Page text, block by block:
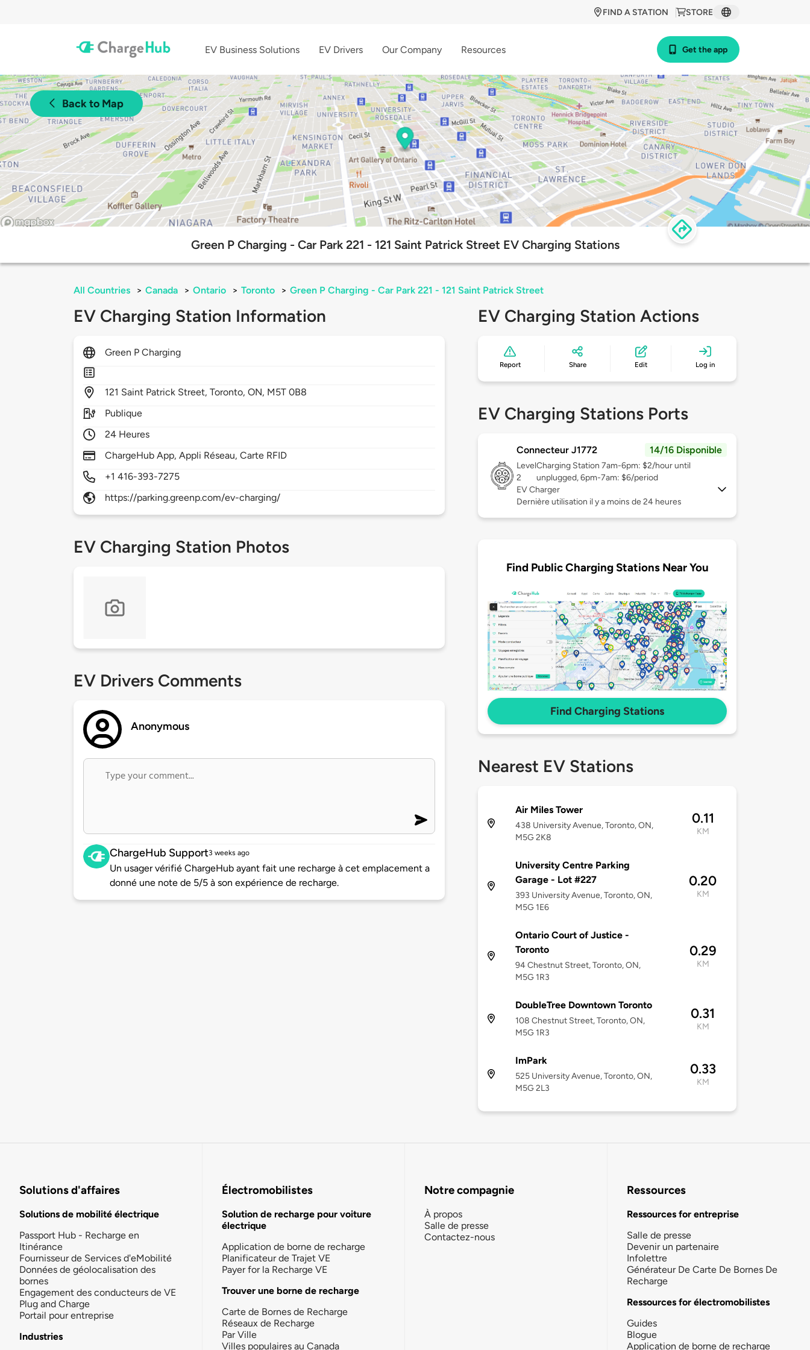
STORE
FIND A STATION
EV Business Solutions EV Drivers Our Company Resources Get the app
Back to Map
Green P Charging - Car Park 221 - 121 Saint Patrick Street EV Charging Stations
All Countries > Canada > Ontario > Toronto > Green P Charging - Car Park 221 - 121 Saint Patrick Street
EV Charging Station Information
Green P Charging
121 Saint Patrick Street,Toronto,ON, M5T 0B8
Publique
24 Heures
ChargeHub App, Appli Réseau, Carte RFID
+1 416-393-7275
https://parking.greenp.com/ev-charging/
EV Charging Station Photos
EV Drivers Comments
Anonymous
ChargeHub Support3 weeks ago
Un usager vérifié ChargeHub ayant fait une recharge à cet emplacement a
donné une note de 5/5 à son expérience de recharge.
EV Charging Station Actions
Report Share Edit Log in
EV Charging Stations Ports
Connecteur J1772 14/16 Disponible
Level
2
Charging Station 7am-6pm: $2/hour until
unplugged, 6pm-7am: $6/period
EV Charger
Dernière utilisation il y a moins de 24 heures
Find Public Charging Stations Near You
Find Charging Stations
Nearest EV Stations
Air Miles Tower
438 University Avenue, Toronto, ON,
M5G 2K8
0.11
KM
University Centre Parking
Garage - Lot #227
393 University Avenue, Toronto, ON,
M5G 1E6
0.20
KM
Ontario Court of Justice -
Toronto
94 Chestnut Street, Toronto, ON,
M5G 1R3
0.29
KM
DoubleTree Downtown Toronto
108 Chestnut Street, Toronto, ON,
M5G 1R3
0.31
KM
ImPark
525 University Avenue, Toronto, ON,
M5G 2L3
0.33
KM
Solutions d'affaires
Solutions de mobilité électrique
Passport Hub - Recharge en
Itinérance
Fournisseur de Services d'eMobilité
Données de géolocalisation des
bornes
Engagement des conducteurs de VE
Plug and Charge
Portail pour entreprise
Industries
Électromobilistes
Solution de recharge pour voiture
électrique
Application de borne de recharge
Planificateur de Trajet VE
Payer for la Recharge VE
Trouver une borne de recharge
Carte de Bornes de Recharge
Réseaux de Recharge
Par Ville
Villes populaires au Canada
Notre compagnie
À propos
Salle de presse
Contactez-nous
Ressources
Ressources for entreprise
Salle de presse
Devenir un partenaire
Infolettre
Générateur De Carte De Bornes De
Recharge
Ressources for électromobilistes
Guides
Blogue
Application de borne de recharge